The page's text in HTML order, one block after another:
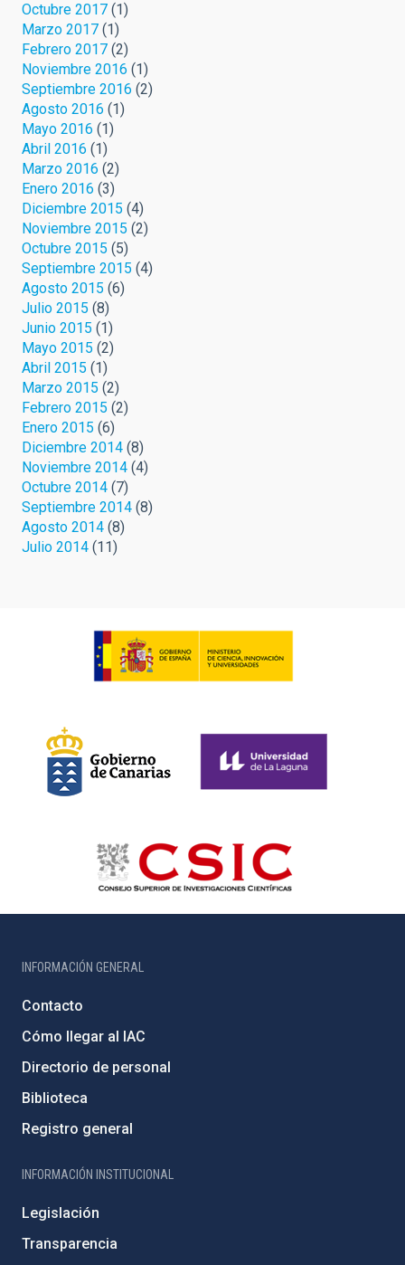
Octubre 2017 (1)
Marzo 2017 (1)
Febrero 2017 (2)
Noviembre 2016 (1)
Septiembre 2016 (2)
Agosto 2016 (1)
Mayo 2016 (1)
Abril 2016 (1)
Marzo 2016 (2)
Enero 2016 (3)
Diciembre 2015 (4)
Noviembre 2015 (2)
Octubre 2015 (5)
Septiembre 2015 (4)
Agosto 2015 (6)
Julio 2015 (8)
Junio 2015 (1)
Mayo 2015 (2)
Abril 2015 (1)
Marzo 2015 (2)
Febrero 2015 (2)
Enero 2015 (6)
Diciembre 2014 (8)
Noviembre 2014 (4)
Octubre 2014 (7)
Septiembre 2014 (8)
Agosto 2014 (8)
Julio 2014 (11)
INFORMACIÓN GENERAL
Contacto
Cómo llegar al IAC
Directorio de personal
Biblioteca
Registro general
INFORMACIÓN INSTITUCIONAL
Legislación
Transparencia